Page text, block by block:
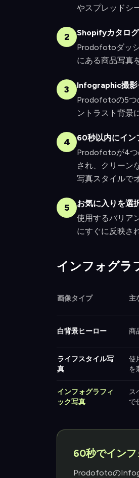
やスプレッドシ
2
Shopifyカタロ
Prodofotoダッ
にある商品写真
3
Infographic撮影
Prodofotoの5つ
ントラスト背景
4
60秒以内にイン
Prodofotoが4つ
され、クリーン
写真スタイルで
5
お気に入りを選
使用するバリア
にすぐに反映さ
インフォグラ
画像タイプ 主
白背景ヒーロー 商
ライフスタイル写
真
使
を
インフォグラフィ
ック写真
ス
で
60秒でイン
Prodofotoの